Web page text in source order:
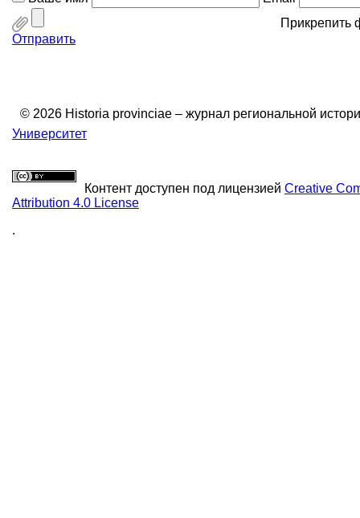
Прикрепить
Отправить
© 2026 Historia provinciae – журнал региональной
Университет
Контент доступен под лицензией Creative
Attribution 4.0 License
.